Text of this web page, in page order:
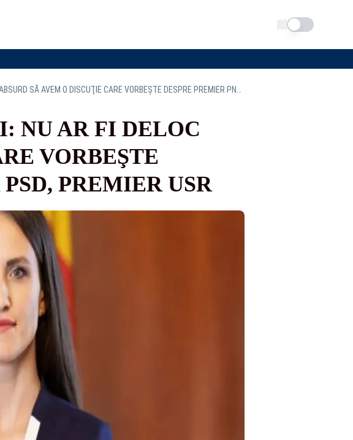
Schimba tema
NU AR FI DELOC
VORBEŞTE
PREMIER USR